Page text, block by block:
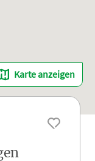
Karte anzeigen